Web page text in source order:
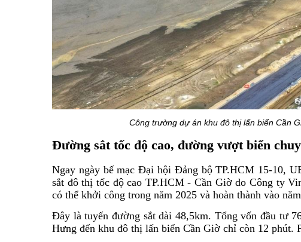
Công trường dự án khu đô thị lấn biển Cần
Đường sắt tốc độ cao, đường vượt biển
Ngay ngày bế mạc Đại hội Đảng bộ TP.HCM 15-10,
sắt đô thị tốc độ cao TP.HCM - Cần Giờ do Công ty
có thể khởi công trong năm 2025 và hoàn thành vào
Đây là tuyến đường sắt dài 48,5km. Tổng vốn đầu tư
Hưng đến khu đô thị lấn biển Cần Giờ chỉ còn 12 phút.